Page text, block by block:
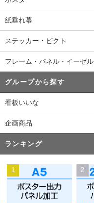
紙垂れ幕
ステッカー・ピクト
フレーム・パネル・イーゼル
グループから探す
看板いいな
企画商品
ランキング
1 2